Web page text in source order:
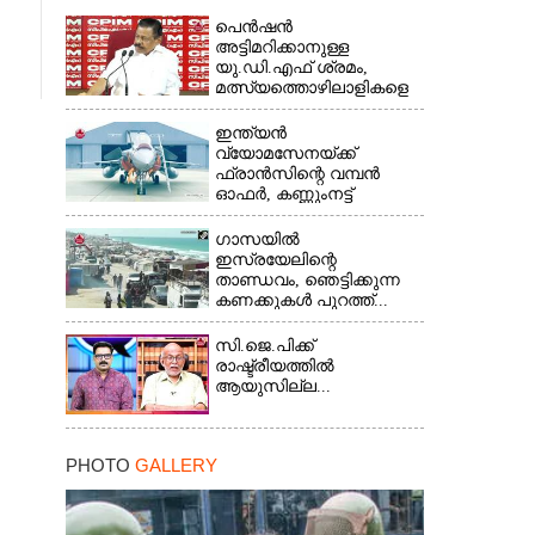
പെൻഷൻ
അട്ടിമറിക്കാനുള്ള
യു.ഡി.എഫ് ശ്രമം,
മത്സ്യത്തൊഴിലാളികളെ
സംരക്ഷിക്കണം...
ഇന്ത്യൻ
വ്യോമസേനയ്ക്ക്
ഫ്രാൻസിന്റെ വമ്പൻ
ഓഫർ, കണ്ണുംനട്ട്
ഇന്ത്യ...
ഗാസയിൽ
ഇസ്രയേലിന്റെ
താണ്ഡവം, ഞെട്ടിക്കുന്ന
കണക്കുകൾ പുറത്ത്...
സി.ജെ.പിക്ക്
രാഷ്ട്രീയത്തിൽ
ആയുസില്ല...
PHOTO GALLERY